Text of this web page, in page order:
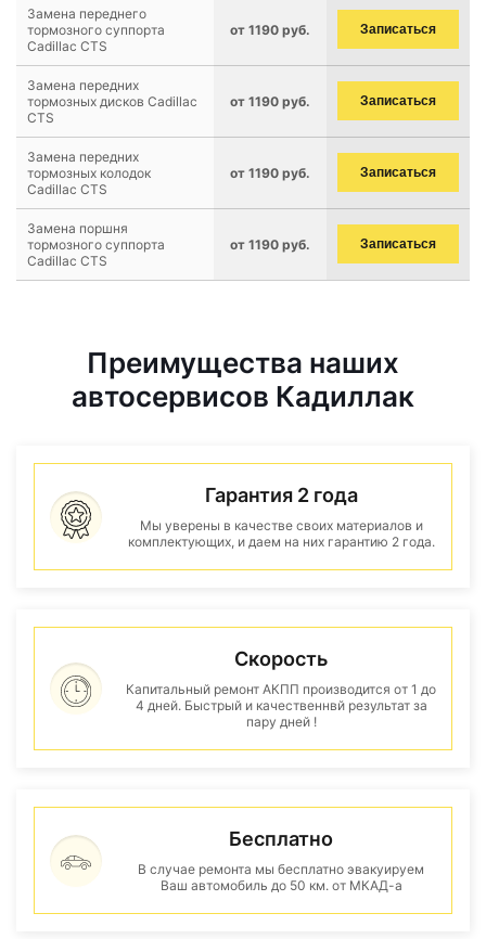
Замена переднего
тормозного суппорта
Cadillac CTS
от 1190 руб. Записаться
Замена передних
тормозных дисков Cadillac
CTS
от 1190 руб. Записаться
Замена передних
тормозных колодок
Cadillac CTS
от 1190 руб. Записаться
Замена поршня
тормозного суппорта
Cadillac CTS
от 1190 руб. Записаться
Преимущества наших
автосервисов Кадиллак
Гарантия 2 года
Мы уверены в качестве своих материалов и
комплектующих, и даем на них гарантию 2 года.
Скорость
Капитальный ремонт АКПП производится от 1 до
4 дней. Быстрый и качественнвй результат за
пару дней !
Бесплатно
В случае ремонта мы бесплатно эвакуируем
Ваш автомобиль до 50 км. от МКАД-а